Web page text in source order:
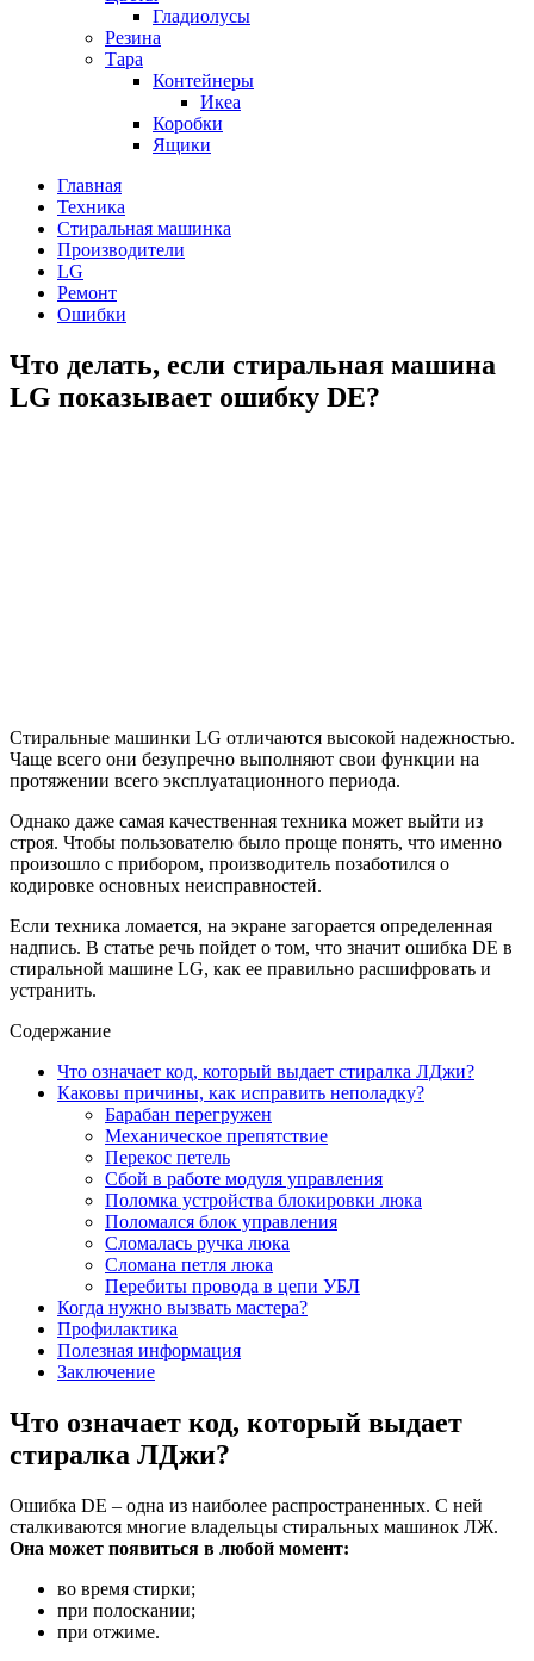
Гладиолусы
Резина
Тара
Контейнеры
Икеа
Коробки
Ящики
Главная
Техника
Стиральная машинка
Производители
LG
Ремонт
Ошибки
Что делать, если стиральная машина
LG показывает ошибку DE?
Стиральные машинки LG отличаются высокой надежностью.
Чаще всего они безупречно выполняют свои функции на
протяжении всего эксплуатационного периода.
Однако даже самая качественная техника может выйти из
строя. Чтобы пользователю было проще понять, что именно
произошло с прибором, производитель позаботился о
кодировке основных неисправностей.
Если техника ломается, на экране загорается определенная
надпись. В статье речь пойдет о том, что значит ошибка DE в
стиральной машине LG, как ее правильно расшифровать и
устранить.
Содержание
Что означает код, который выдает стиралка ЛДжи?
Каковы причины, как исправить неполадку?
Барабан перегружен
Механическое препятствие
Перекос петель
Сбой в работе модуля управления
Поломка устройства блокировки люка
Поломался блок управления
Сломалась ручка люка
Сломана петля люка
Перебиты провода в цепи УБЛ
Когда нужно вызвать мастера?
Профилактика
Полезная информация
Заключение
Что означает код, который выдает
стиралка ЛДжи?
Ошибка DE – одна из наиболее распространенных. С ней
сталкиваются многие владельцы стиральных машинок ЛЖ.
Она может появиться в любой момент:
во время стирки;
при полоскании;
при отжиме.